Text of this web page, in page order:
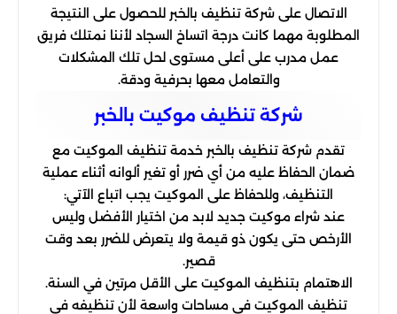
الاتصال على شركة تنظيف بالخبر للحصول على النتيجة
المطلوبة مهما كانت درجة اتساخ السجاد لأننا نمتلك فريق
عمل مدرب على أعلى مستوى لحل تلك المشكلات
والتعامل معها بحرفية ودقة.
شركة تنظیف موكیت بالخبر
تقدم شركة تنظيف بالخبر خدمة تنظيف الموكيت مع
ضمان الحفاظ عليه من أي ضرر أو تغير ألوانه أثناء عملية
التنظيف، وللحفاظ على الموكيت يجب اتباع الآتي:
عند شراء موكيت جديد لابد من اختيار الأفضل وليس
الأرخص حتى يكون ذو قيمة ولا يتعرض للضرر بعد وقت
قصير.
الاهتمام بتنظيف الموكيت على الأقل مرتين في السنة.
تنظيف الموكيت في مساحات واسعة لأن تنظيفه في